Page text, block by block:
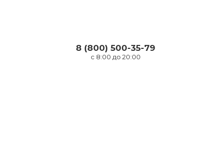
8 (800) 500-35-79
с 8:00 до 20:00